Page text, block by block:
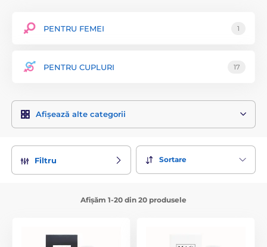
PENTRU FEMEI 1
PENTRU CUPLURI 17
Afișează alte categorii
Filtru Sortare
Afișăm 1-20 din 20 produsele